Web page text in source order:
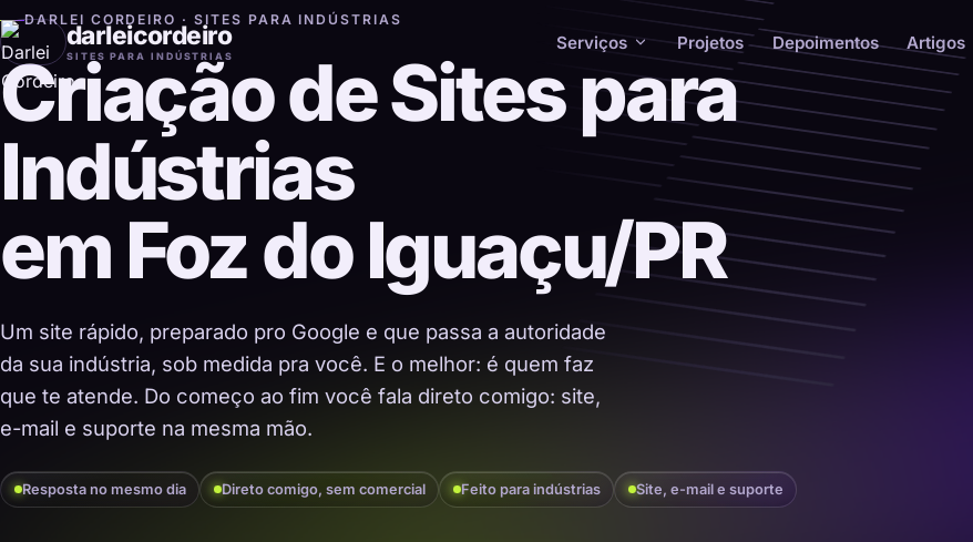
darleicordeiro
SITES PARA INDÚSTRIAS
Serviços Projetos Depoimentos Artigos
DARLEI CORDEIRO · SITES PARA INDÚSTRIAS
Criação de Sites para
Indústrias
em Foz do Iguaçu/PR
Um site rápido, preparado pro Google e que passa a autoridade
da sua indústria, sob medida pra você. E o melhor: é quem faz
que te atende. Do começo ao fim você fala direto comigo: site,
e-mail e suporte na mesma mão.
Resposta no mesmo dia Direto comigo, sem comercial Feito para indústrias Site, e-mail e suporte